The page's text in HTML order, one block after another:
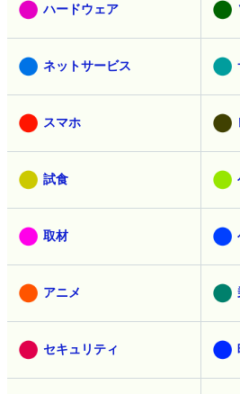
ハードウェア
ネットサービス
スマホ
試食
取材
アニメ
セキュリティ